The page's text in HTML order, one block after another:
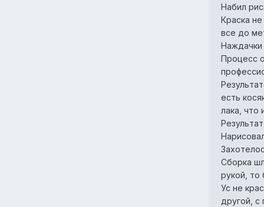
Набил
Краска
все до
Процесс
есть
лака, что
Результат
Сборка
рукой, то
Ус не
другой, с